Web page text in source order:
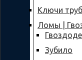
Ключи
Ломы |
Зубило